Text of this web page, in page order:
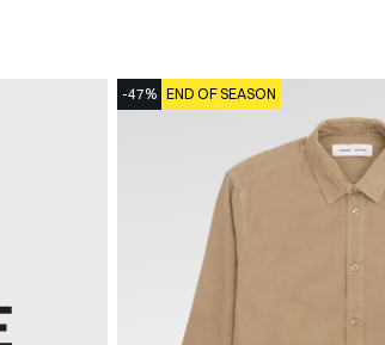
-47% END OF SEASON